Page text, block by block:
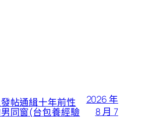
帖通緝十年前性
同窗(台包養經驗
2026 年
8 月 7